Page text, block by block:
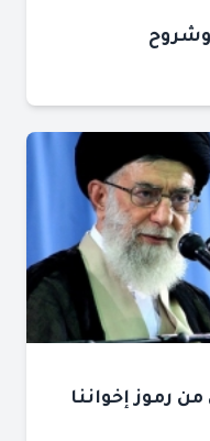
وشروح
رموز إخواننا